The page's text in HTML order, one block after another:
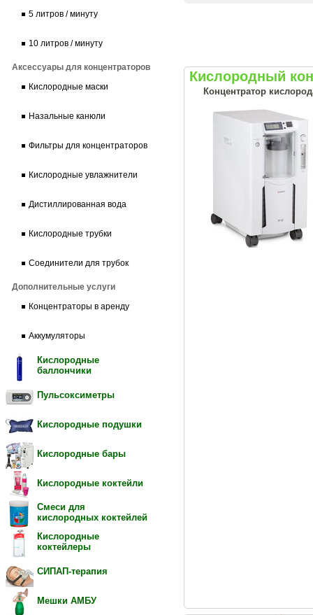
5 литров / минуту
10 литров / минуту
Аксессуары для концентраторов
Кислородные маски
Назальные канюли
Фильтры для концентраторов
Кислородные увлажнители
Дистиллированная вода
Кислородные трубки
Соединители для трубок
Дополнительные услуги
Концентраторы в аренду
Аккумуляторы
Кислородные
баллончики
Пульсоксиметры
Кислородные подушки
Кислородные бары
Кислородные коктейли
Смеси для
кислородных коктейлей
Кислородные
коктейлеры
СИПАП-терапия
Мешки АМБУ
Кислородный
Концентратор